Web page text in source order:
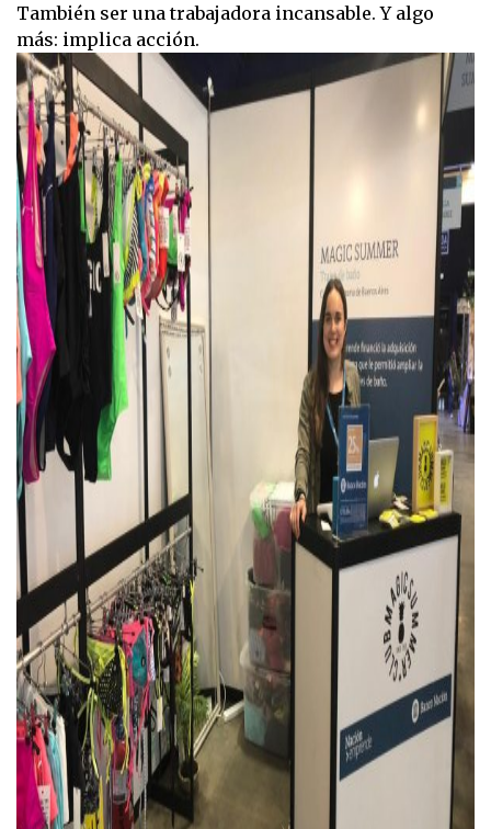
También ser una trabajadora incansable. Y algo
más: implica acción.